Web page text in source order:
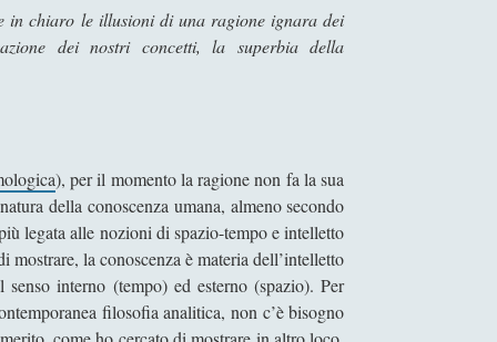
in chiaro le illusioni di una ragione ignara dei
dei nostri concetti, la superbia della
), per il momento la ragione non fa la sua
della conoscenza umana, almeno secondo
legata alle nozioni di spazio-tempo e intelletto
la conoscenza è materia dell’intelletto
interno (tempo) ed esterno (spazio). Per
filosofia analitica, non c’è bisogno